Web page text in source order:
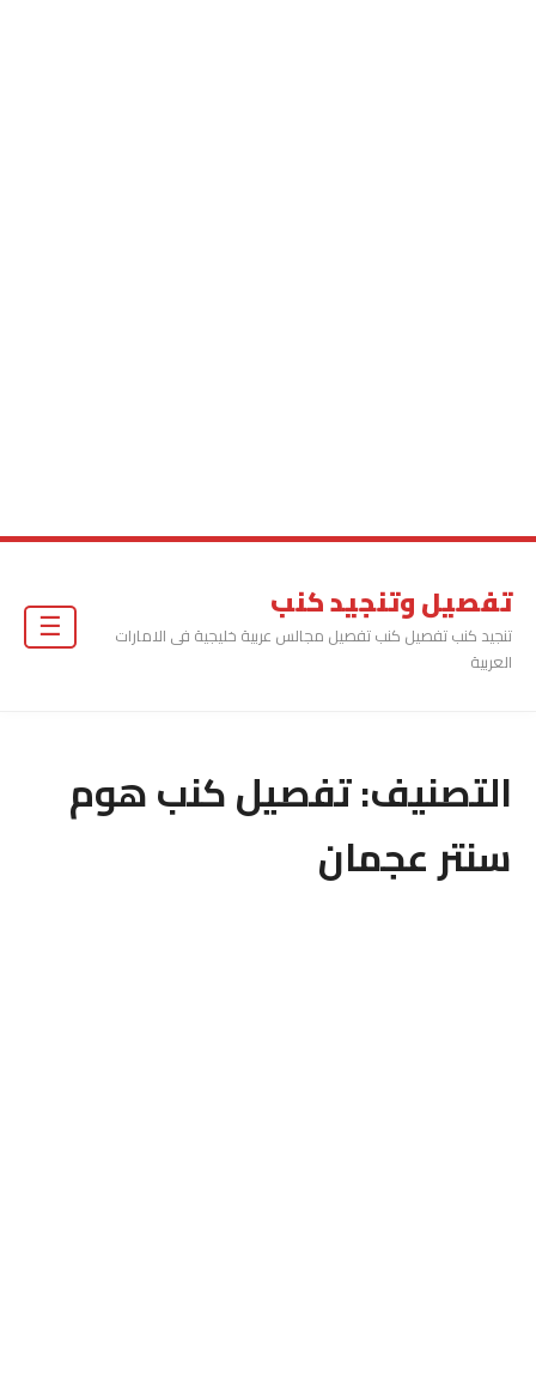
تفصيل وتنجيد كنب
تنجيد كنب تفصيل كنب تفصيل مجالس عربية خليجية فى الامارات
العربية
التصنيف:تفصيل كنب هوم
سنتر عجمان